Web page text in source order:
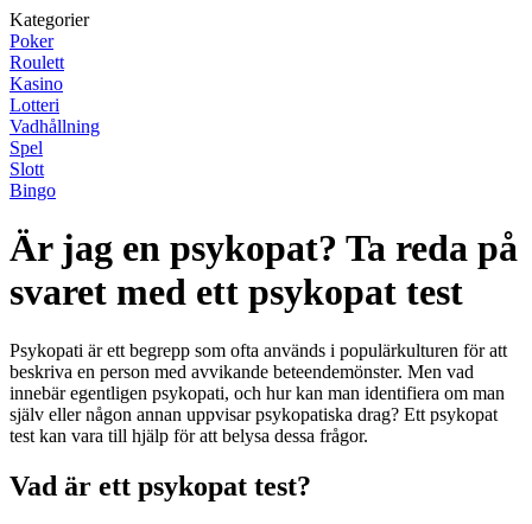
Kategorier
Poker
Roulett
Kasino
Lotteri
Vadhållning
Spel
Slott
Bingo
Är jag en psykopat? Ta reda på
svaret med ett psykopat test
Psykopati är ett begrepp som ofta används i populärkulturen för att
beskriva en person med avvikande beteendemönster. Men vad
innebär egentligen psykopati, och hur kan man identifiera om man
själv eller någon annan uppvisar psykopatiska drag? Ett psykopat
test kan vara till hjälp för att belysa dessa frågor.
Vad är ett psykopat test?